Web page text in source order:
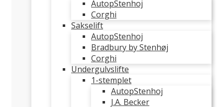
AutopStenhoj
Corghi
Sakselift
AutopStenhoj
Bradbury by Stenhøj
Corghi
Undergulvslifte
1-stemplet
AutopStenhoj
J.A. Becker